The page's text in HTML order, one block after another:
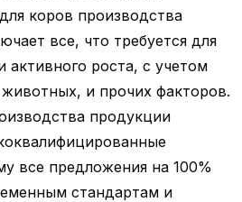
коров производства
все, что требуется для
активного роста, с учетом
животных, и прочих факторов.
продукции
все предложения на 100%
стандартам и